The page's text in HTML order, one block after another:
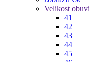
Velikost obuvi
41
42
43
44
45